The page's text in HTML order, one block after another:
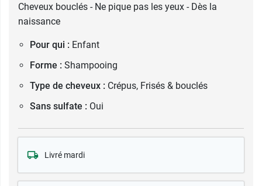
Cheveux bouclés - Ne pique pas les yeux - Dès la
naissance
Pour qui : Enfant
Forme : Shampooing
Type de cheveux : Crépus, Frisés & bouclés
Sans sulfate : Oui
Livré mardi